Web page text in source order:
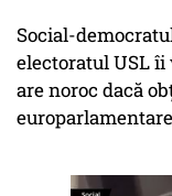
Social-
electoratul USL îi
are noroc dacă